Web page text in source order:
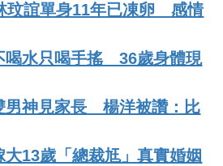
玟誼單身11年已凍卵 感情
喝水只喝手搖 36歲身體現
男神見家長 楊洋被讚：比
大13歲「總裁尪」真實婚姻